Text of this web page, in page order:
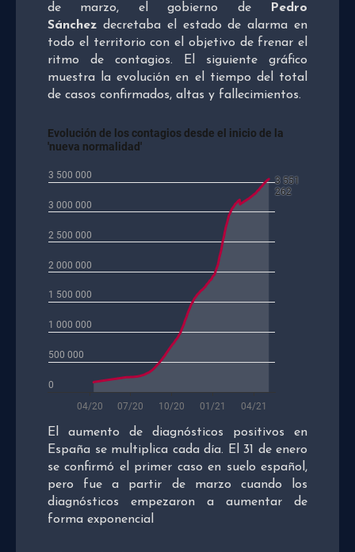
de marzo, el gobierno de
Pedro
Sánchez decretaba el estado de alarma en
todo el territorio con el objetivo de frenar el
ritmo de contagios. El siguiente gráfico
muestra la evolución en el tiempo del total
de casos confirmados, altas y fallecimientos.
El aumento de diagnósticos positivos en
España se multiplica cada día. El 31 de enero
se confirmó el primer caso en suelo español,
pero fue a partir de marzo cuando los
diagnósticos empezaron a aumentar de
forma exponencial